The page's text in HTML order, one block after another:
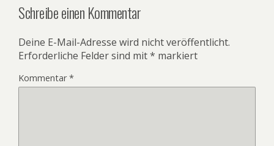
Schreibe einen Kommentar
Deine E-Mail-Adresse wird nicht veröffentlicht.
Erforderliche Felder sind mit* markiert
Kommentar*